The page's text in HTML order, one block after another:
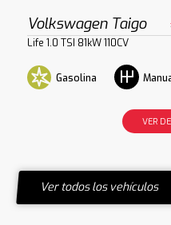
Volkswagen Taigo
Life 1.0 TSI 81kW 110CV
Gasolina
VER
Ver todos los vehículos